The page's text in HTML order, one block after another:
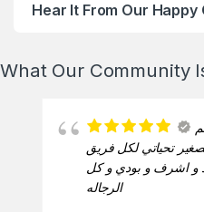
Hear It From Our Happy
What Our Community
تحياتي لكل فريق
و اشرف و بودي و كل
الرجاله